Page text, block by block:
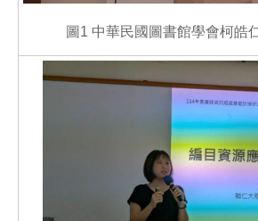
圖1 中華民國圖書館學會柯皓